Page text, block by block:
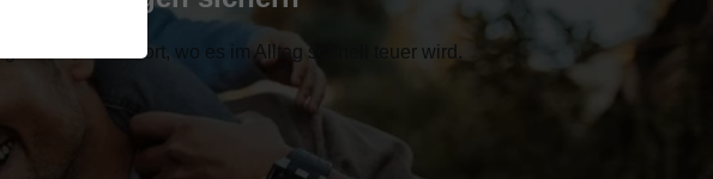
die GKV dort, wo es im Alltag schnell teuer wird.